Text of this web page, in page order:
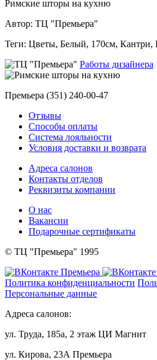
Римские шторы на кухню
Автор: ТЦ "Премьера"
Теги: Цветы, Белый, 170см, Кантри,
Работы дизайнера
Премьера (351) 240-00-47
Отзывы
Способы оплаты
Система лояльности
Условия доставки и возврата
Адреса салонов
Контакты отделов
Реквизиты компании
О нас
Вакансии
Подарочные сертификаты
© ТЦ "Премьера" 1995
Политика конфиденциальности
Персональные данные
Адреса салонов:
ул. Труда, 185а, 2 этаж ЦИ Магнит
ул. Кирова, 23А Премьера